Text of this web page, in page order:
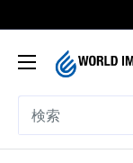
WORLD
IMPORT
ペ
ア